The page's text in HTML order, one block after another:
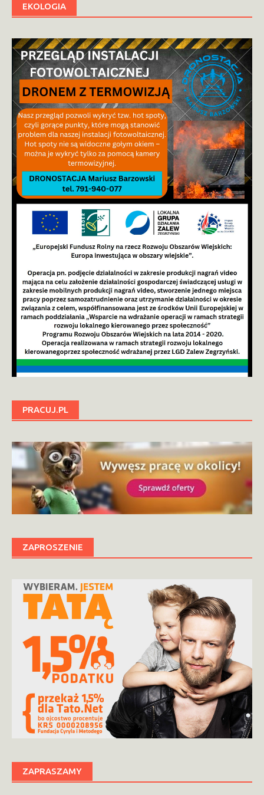
EKOLOGIA
PRACUJ.PL
ZAPROSZENIE
ZAPRASZAMY